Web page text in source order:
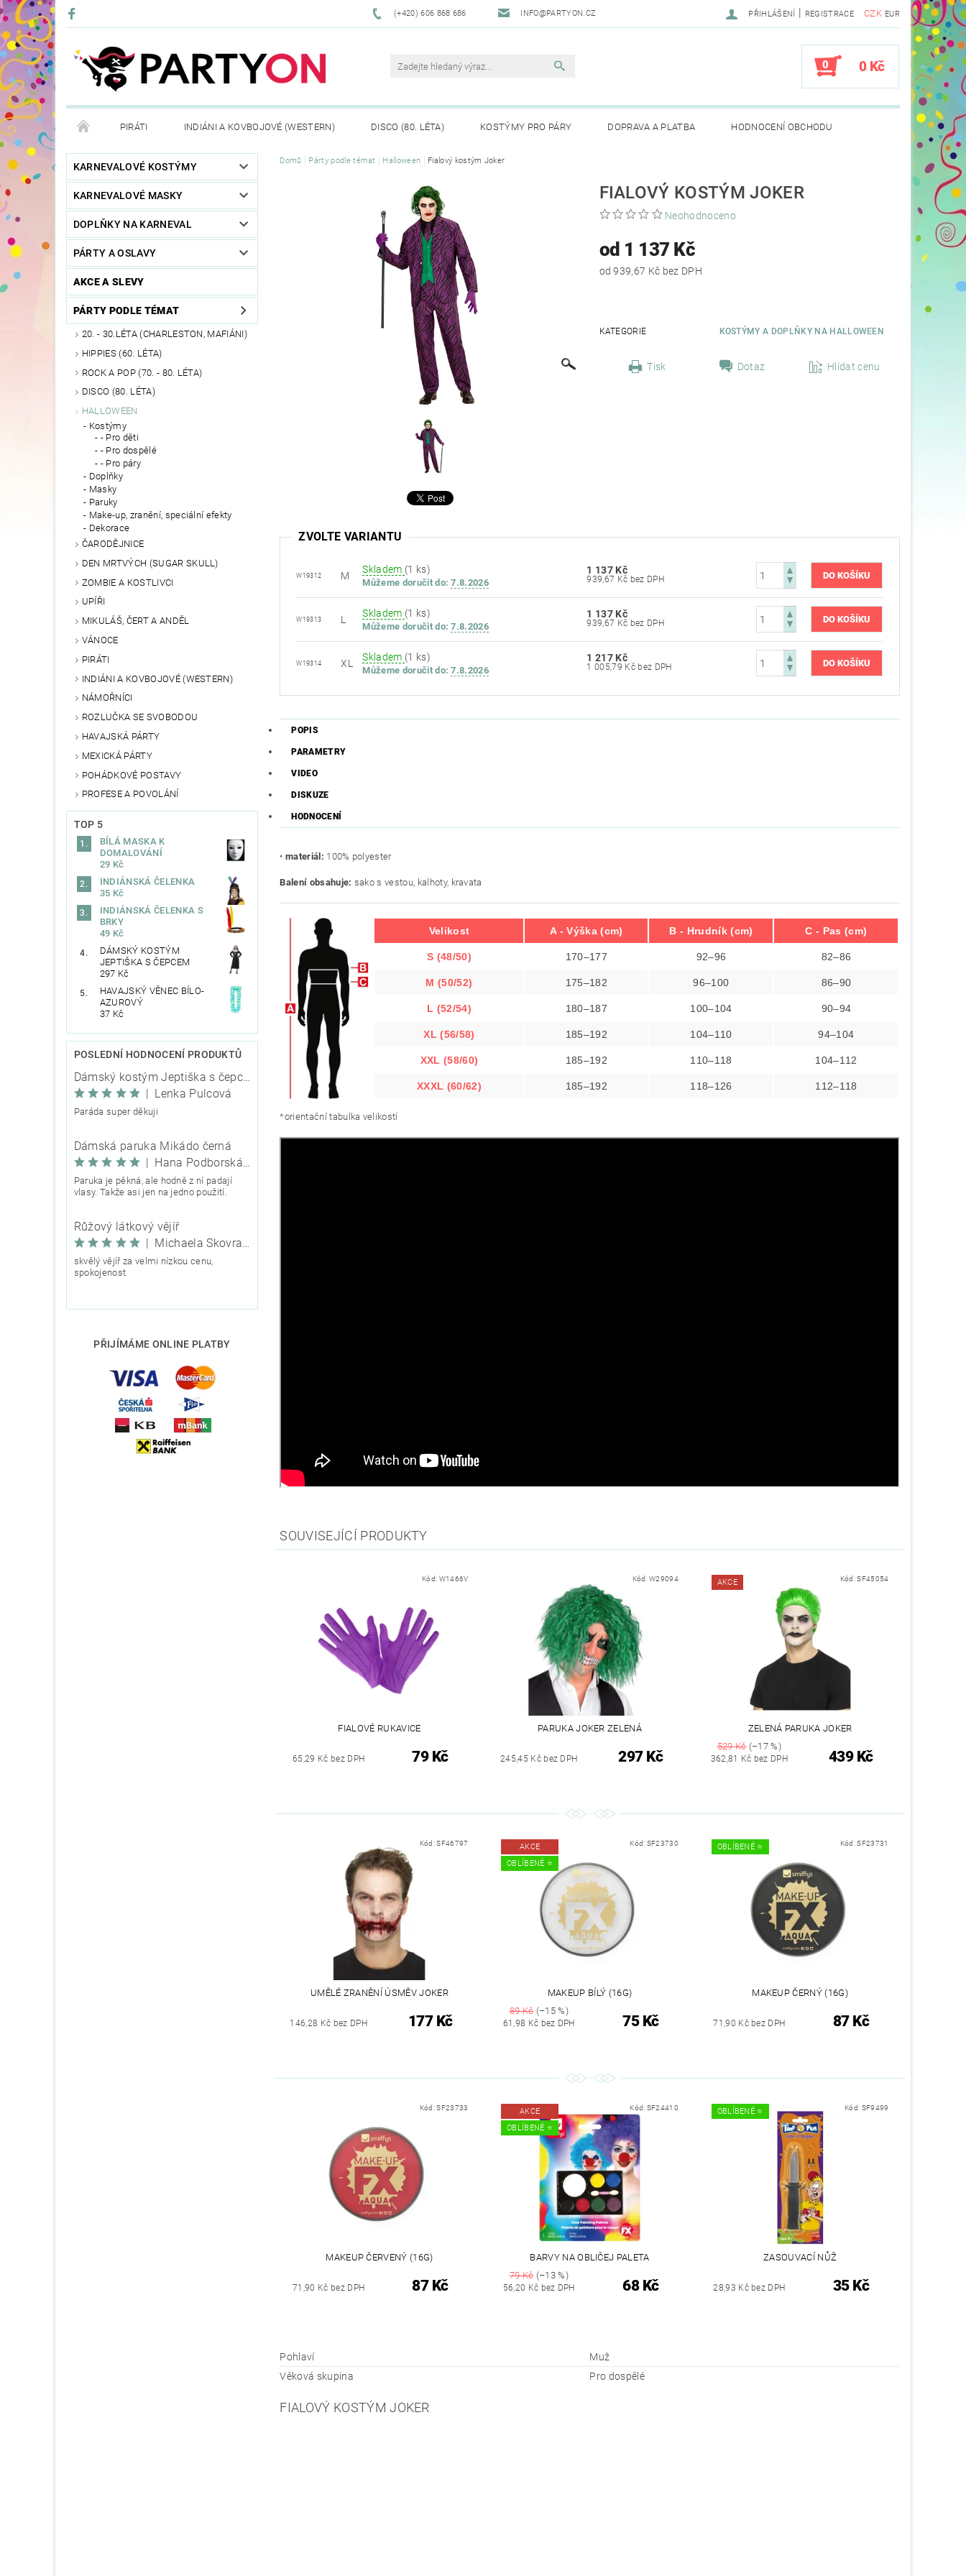
(+420) 606 868 686 INFO@PARTYON.CZ CZK EUR
PŘIHLÁŠENÍ | REGISTRACE
0 0 Kč
PIRÁTI INDIÁNI A KOVBOJOVÉ (WESTERN) DISCO (80. LÉTA) KOSTÝMY PRO PÁRY DOPRAVA A PLATBA HODNOCENÍ OBCHODU
KONTAKTY OBCHODNÍ PODMÍNKY VRÁCENÍ ZBOŽÍ REKLAMACE
KARNEVALOVÉ KOSTÝMY
KARNEVALOVÉ MASKY
DOPLŇKY NA KARNEVAL
PÁRTY A OSLAVY
AKCE A SLEVY
PÁRTY PODLE TÉMAT
20. - 30.LÉTA (CHARLESTON, MAFIÁNI)
HIPPIES (60. LÉTA)
ROCK A POP (70. - 80. LÉTA)
DISCO (80. LÉTA)
HALLOWEEN
Kostýmy
- Pro děti
- Pro dospělé
- Pro páry
Doplňky
Masky
Paruky
Make-up, zranění, speciální efekty
Dekorace
ČARODĚJNICE
DEN MRTVÝCH (SUGAR SKULL)
ZOMBIE A KOSTLIVCI
UPÍŘI
MIKULÁŠ, ČERT A ANDĚL
VÁNOCE
PIRÁTI
INDIÁNI A KOVBOJOVÉ (WESTERN)
NÁMOŘNÍCI
ROZLUČKA SE SVOBODOU
HAVAJSKÁ PÁRTY
MEXICKÁ PÁRTY
POHÁDKOVÉ POSTAVY
PROFESE A POVOLÁNÍ
TOP 5
BÍLÁ MASKA K
DOMALOVÁNÍ
29 Kč
INDIÁNSKÁ ČELENKA
35 Kč
INDIÁNSKÁ ČELENKA S
BRKY
49 Kč
DÁMSKÝ KOSTÝM
JEPTIŠKA S ČEPCEM
297 Kč
HAVAJSKÝ VĚNEC BÍLO-
AZUROVÝ
37 Kč
POSLEDNÍ HODNOCENÍ PRODUKTŮ
Dámský kostým Jeptiška s čepcem
Lenka Pulcová
Paráda super děkuji
Dámská paruka Mikádo černá
Hana Podborská TRIXIE
Paruka je pěkná, ale hodně z ní padají
vlasy. Takže asi jen na jedno použití.
Růžový látkový vějíř
Michaela Škovranová
skvělý vějíř za velmi nízkou cenu,
spokojenost
PŘIJÍMÁME ONLINE PLATBY
Domů Párty podle témat Halloween Fialový kostým Joker
FIALOVÝ KOSTÝM JOKER
Neohodnoceno
od 1 137 Kč
od 939,67 Kč bez DPH
KATEGORIE KOSTÝMY A DOPLŇKY NA HALLOWEEN
Tisk Dotaz Hlídat cenu
ZVOLTE VARIANTU
W19312 M
Skladem (1 ks)
Můžeme doručit do: 7.8.2026
1 137 Kč
939,67 Kč bez DPH
W19313 L
Skladem (1 ks)
Můžeme doručit do: 7.8.2026
1 137 Kč
939,67 Kč bez DPH
W19314 XL
Skladem (1 ks)
Můžeme doručit do: 7.8.2026
1 217 Kč
1 005,79 Kč bez DPH
POPIS
PARAMETRY
VIDEO
DISKUZE
HODNOCENÍ
•materiál: 100% polyester
Balení obsahuje: sako s vestou, kalhoty, kravata
Velikost A - Výška (cm) B - Hrudník (cm) C - Pas (cm)
S (48/50) 170–177 92–96 82–86
M (50/52) 175–182 96–100 86–90
L (52/54) 180–187 100–104 90–94
XL (56/58) 185–192 104–110 94–104
XXL (58/60) 185–192 110–118 104–112
XXXL (60/62) 185–192 118–126 112–118
*orientační tabulka velikostí
SOUVISEJÍCÍ PRODUKTY
Kód: W1466V
FIALOVÉ RUKAVICE
65,29 Kč bez DPH 79 Kč
Kód:W29094
PARUKA JOKER ZELENÁ
245,45 Kč bez DPH 297 Kč
AKCE Kód:SF45054
ZELENÁ PARUKA JOKER
529 Kč(–17 %)
362,81 Kč bez DPH 439 Kč
Kód:SF46797
UMĚLÉ ZRANĚNÍ ÚSMĚV JOKER
146,28 Kč bez DPH 177 Kč
AKCE
OBLÍBENÉ ⭐️
Kód: SF23730
MAKEUP BÍLÝ (16G)
89 Kč(–15 %)
61,98 Kč bez DPH 75 Kč
OBLÍBENÉ ⭐️ Kód:SF23731
MAKEUP ČERNÝ (16G)
71,90 Kč bez DPH 87 Kč
Kód:SF23733
MAKEUP ČERVENÝ (16G)
71,90 Kč bez DPH 87 Kč
AKCE
OBLÍBENÉ ⭐️
Kód: SF24410
BARVY NA OBLIČEJ PALETA
79 Kč(–13 %)
56,20 Kč bez DPH 68 Kč
OBLÍBENÉ ⭐️ Kód: SF9499
ZASOUVACÍ NŮŽ
28,93 Kč bez DPH 35 Kč
Pohlaví
Muž
Věková skupina
Pro dospělé
FIALOVÝ KOSTÝM JOKER